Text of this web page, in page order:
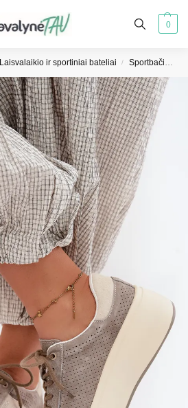
0
Laisvalaikio ir sportiniai bateliai / Sportbačiai moterims